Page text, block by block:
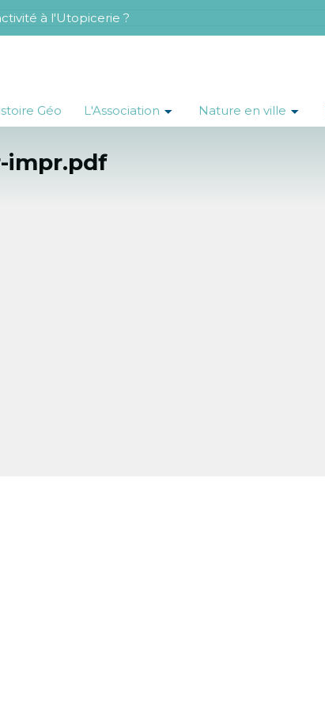
à l'Utopicerie ?
Géo L'Association Nature en ville
impr.pdf